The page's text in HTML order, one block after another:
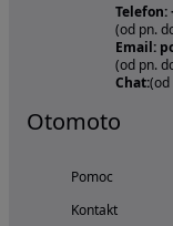
Telefon:
(od pn.
Email:
(od pn.
Chat:(od
Otomoto
Pomoc
Kontakt